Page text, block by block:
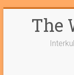
The